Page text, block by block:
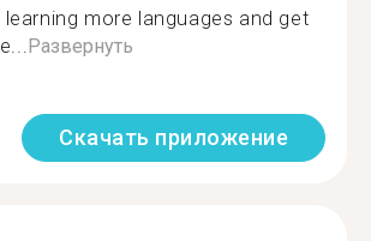
learning more languages and get
Развернуть
Скачать приложение